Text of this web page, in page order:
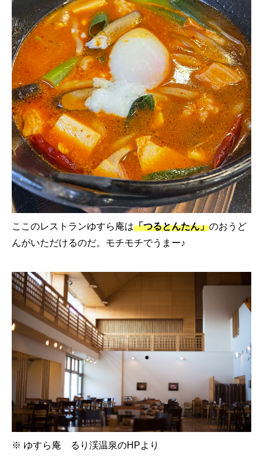
ここのレストランゆすら庵は「つるとんたん」のおうど
んがいただけるのだ。モチモチでうまー♪
※ ゆすら庵 るり渓温泉のHPより